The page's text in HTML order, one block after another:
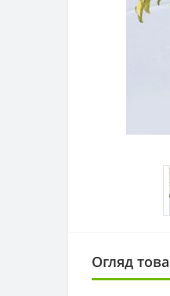
Огляд